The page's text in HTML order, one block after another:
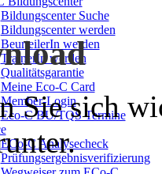
Bildungscenter Suche
Bildungscenter werden
BeurteilerIn werden
TrainerIn werden
Qualitätsgarantie
Meine Eco-C Card
Member-Login
Eco-C BU/TQS Termine
ECo-C Analysecheck
Prüfungsergebnisverifizierung
Sie sich